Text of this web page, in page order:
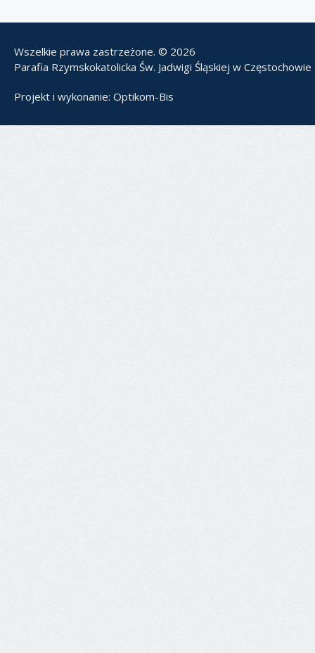
Wszelkie prawa zastrzeżone. © 2026
Parafia Rzymskokatolicka Św. Jadwigi Śląskiej w Częstochowie
Projekt i wykonanie: Optikom-Bis